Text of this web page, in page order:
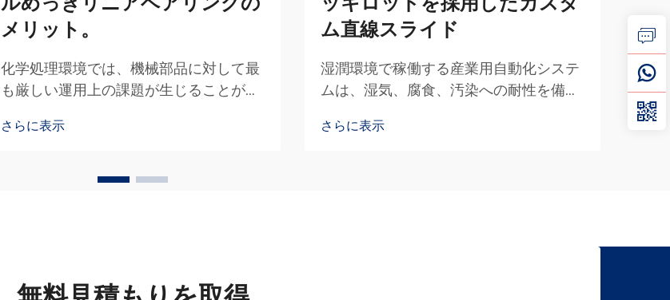
メリット。
化学処理環境では、機械部品に対して最
も厳しい運用上の課題が生じることがあ
性物質を扱う産業施設では、品質を維持
さらに表示
ム直線スライド
湿潤環境で稼働する産業用自動化システ
ムは、湿気、腐食、汚染への耐性を備え
題に直面しています。このような条件向
さらに表示
せ
ク
指
面
さら